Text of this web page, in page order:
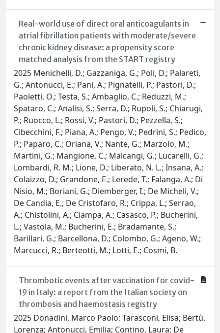
Real-world use of direct oral anticoagulants in
atrial fibrillation patients with moderate/severe
chronic kidney disease: a propensity score
matched analysis from the START registry
2025 Menichelli, D.; Gazzaniga, G.; Poli, D.; Palareti,
G.; Antonucci, E.; Pani, A.; Pignatelli, P.; Pastori, D.;
Paoletti, O.; Testa, S.; Ambaglio, C.; Reduzzi, M.;
Spataro, C.; Analisi, S.; Serra, D.; Rupoli, S.; Chiarugi,
P.; Ruocco, L.; Rossi, V.; Pastori, D.; Pezzella, S.;
Cibecchini, F.; Piana, A.; Pengo, V.; Pedrini, S.; Pedico,
P.; Paparo, C.; Oriana, V.; Nante, G.; Marzolo, M.;
Martini, G.; Mangione, C.; Malcangi, G.; Lucarelli, G.;
Lombardi, R. M.; Lione, D.; Liberato, N. L.; Insana, A.;
Colaizzo, D.; Grandone, E.; Lerede, T.; Falanga, A.; Di
Nisio, M.; Boriani, G.; Diemberger, I.; De Micheli, V.;
De Candia, E.; De Cristofaro, R.; Crippa, L.; Serrao,
A.; Chistolini, A.; Ciampa, A.; Casasco, P.; Bucherini,
L.; Vastola, M.; Bucherini, E.; Bradamante, S.;
Barillari, G.; Barcellona, D.; Colombo, G.; Ageno, W.;
Marcucci, R.; Berteotti, M.; Lotti, E.; Cosmi, B.
Thrombotic events after vaccination for covid-
19 in Italy: a report from the Italian society on
thrombosis and haemostasis registry
2025 Donadini, Marco Paolo; Tarasconi, Elisa; Bertù,
Lorenza; Antonucci, Emilia; Contino, Laura; De